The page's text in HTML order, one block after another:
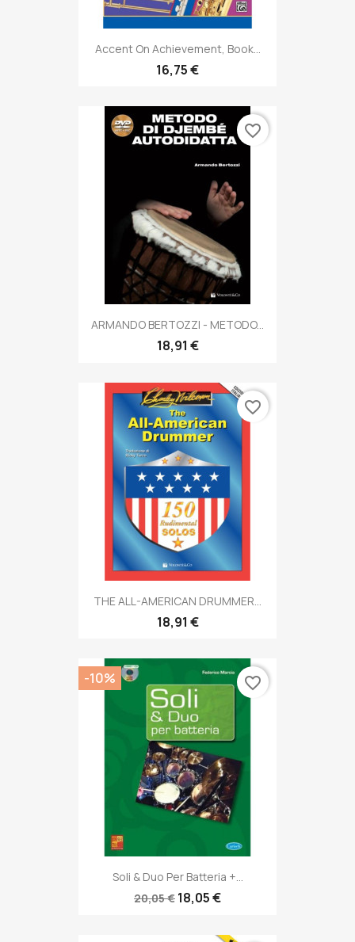
Accent On Achievement, Book...
16,75 €
ARMANDO BERTOZZI - METODO...
18,91 €
favorite_border
THE ALL-AMERICAN DRUMMER...
18,91 €
favorite_border
Soli & Duo Per Batteria +...
20,05 € 18,05 €
-10% favorite_border